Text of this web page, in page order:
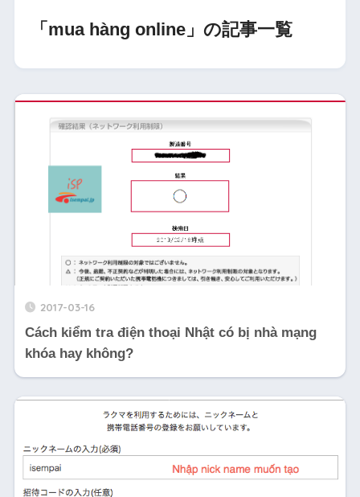
「mua hàng online」の記事一覧
2017-03-16
Cách kiểm tra điện thoại Nhật có bị nhà mạng
khóa hay không?